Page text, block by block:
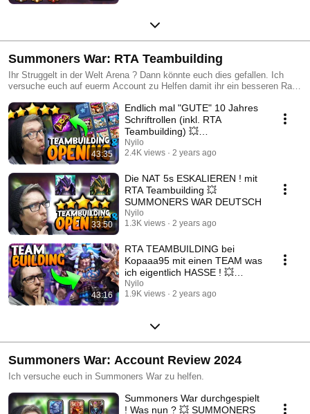
Summoners War: RTA Teambuilding
Ihr Struggelt in der Welt Arena ? Dann könnte euch dies gefallen. Ich
versuche euch auf euerm Account zu Helfen damit ihr ein besseren Rang
43:35
Endlich mal "GUTE" 10 Jahres
Schriftrollen (inkl. RTA
Teambuilding) 💥
SUMMONERS WAR DEUTSCH
Nyilo
2.4K views
2 years ago
33:50
Die NAT 5s ESKALIEREN ! mit
RTA Teambuilding 💥
SUMMONERS WAR DEUTSCH
Nyilo
1.3K views
2 years ago
43:16
RTA TEAMBUILDING bei
Kopaaa95 mit einen TEAM was
ich eigentlich HASSE ! 💥
SUMMONERS WAR DEUTSCH
Nyilo
1.9K views
2 years ago
Summoners War: Account Review 2024
Ich versuche euch in Summoners War zu helfen.
Summoners War durchgespielt
! Was nun ? 💥 SUMMONERS